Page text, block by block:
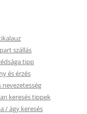
szállás
tipp
és érzés
nevezetesség
keresés tippek
/ ágy keresés